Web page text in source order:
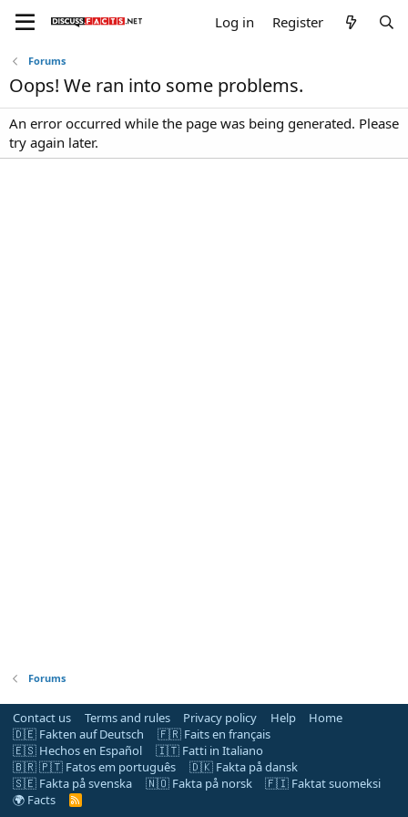
Log in Register
Forums
Oops! We ran into some problems.
An error occurred while the page was being generated. Please
try again later.
Forums
Contact us Terms and rules Privacy policy Help
Home
🇩🇪 Fakten auf Deutsch
🇫🇷 Faits en français
🇪🇸 Hechos en Español
🇮🇹 Fatti in Italiano
🇧🇷 🇵🇹 Fatos em português
🇩🇰 Fakta på dansk
🇸🇪 Fakta på svenska
🇳🇴 Fakta på norsk
🇫🇮 Faktat suomeksi
🌍 Facts
R